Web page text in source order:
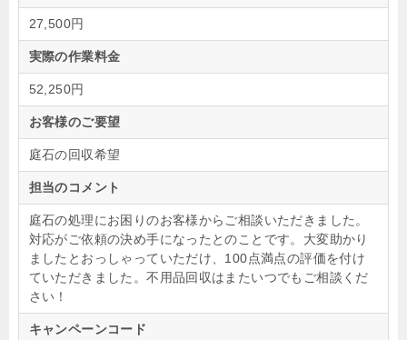
27,500円
実際の作業料金
52,250円
お客様のご要望
庭石の回収希望
担当のコメント
庭石の処理にお困りのお客様からご相談いただきました。
対応がご依頼の決め手になったとのことです。大変助かり
ましたとおっしゃっていただけ、100点満点の評価を付け
ていただきました。不用品回収はまたいつでもご相談くだ
さい！
キャンペーンコード